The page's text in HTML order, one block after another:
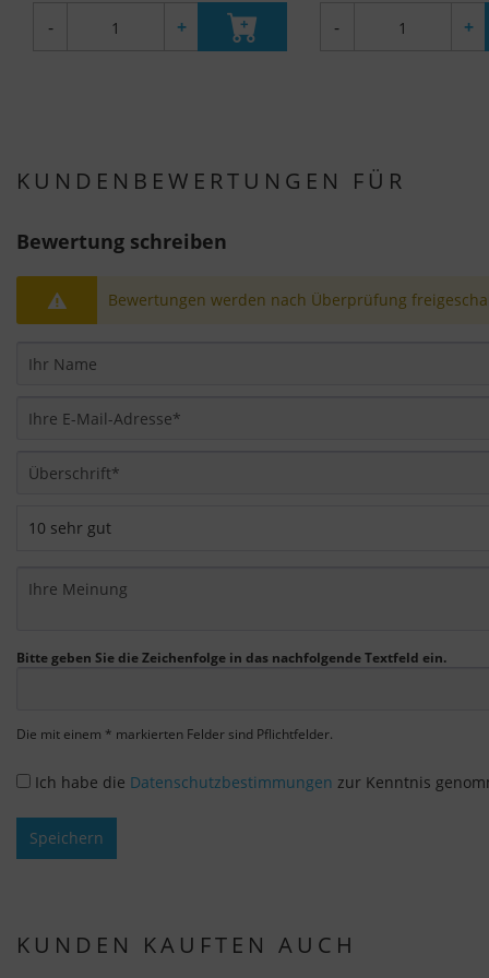
- + - +
KUNDENBEWERTUNGEN FÜR
Bewertung schreiben
Bewertungen werden nach Überprüfung
Bitte geben Sie die Zeichenfolge in das nachfolgende Textfeld ein.
Die mit einem * markierten Felder sind Pflichtfelder.
Ich habe die Datenschutzbestimmungen zur Kenntnis
Speichern
KUNDEN KAUFTEN AUCH